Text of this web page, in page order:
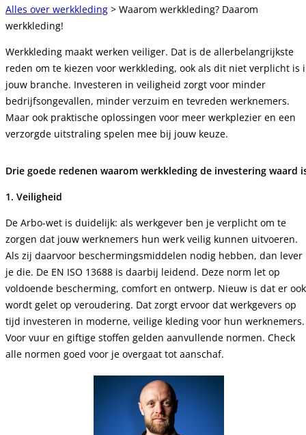
Alles over werkkleding > Waarom werkkleding? Daarom
werkkleding!
Werkkleding maakt werken veiliger. Dat is de allerbelangrijkste
reden om te kiezen voor werkkleding, ook als dit niet verplicht is
jouw branche. Investeren in veiligheid zorgt voor minder
bedrijfsongevallen, minder verzuim en tevreden werknemers.
Maar ook praktische oplossingen voor meer werkplezier en een
verzorgde uitstraling spelen mee bij jouw keuze.
Drie goede redenen waarom werkkleding de investering waard
1. Veiligheid
De Arbo-wet is duidelijk: als werkgever ben je verplicht om te
zorgen dat jouw werknemers hun werk veilig kunnen uitvoeren.
Als zij daarvoor beschermingsmiddelen nodig hebben, dan lever
je die. De EN ISO 13688 is daarbij leidend. Deze norm let op
voldoende bescherming, comfort en ontwerp. Nieuw is dat er ook
wordt gelet op veroudering. Dat zorgt ervoor dat werkgevers op
tijd investeren in moderne, veilige kleding voor hun werknemers.
Voor vuur en giftige stoffen gelden aanvullende normen. Check
alle normen goed voor je overgaat tot aanschaf.